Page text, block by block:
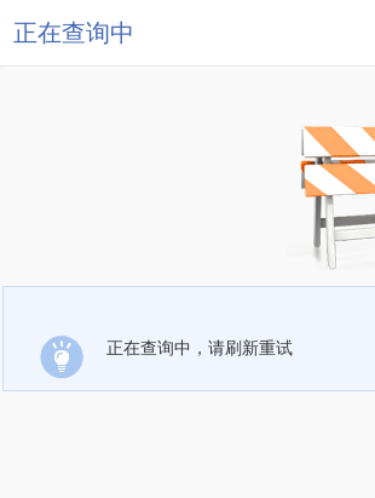
正在查询中
正在查询中，请刷新重试